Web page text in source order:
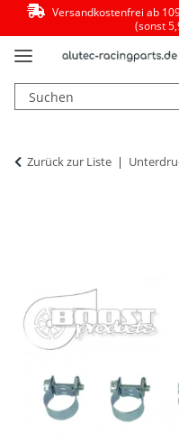
Versandkostenfrei ab
(sonst
Zurück zur Liste